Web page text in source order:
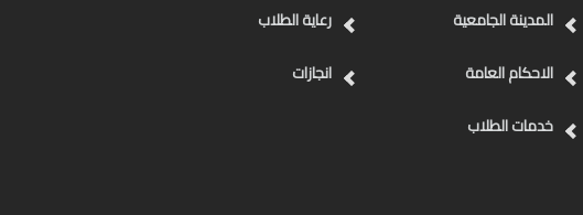
المدينة الجامعية
رعاية الطلاب
الاحكام العامة
انجازات
خدمات الطلاب